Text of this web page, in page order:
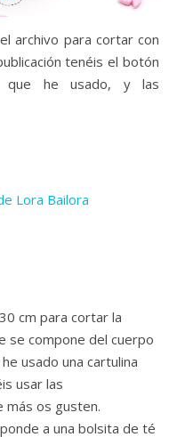
archivo para cortar con
tenéis el botón
que he usado, y las
Lora Bailora
cm para cortar la
se compone del cuerpo
usado una cartulina
usar las
más os gusten.
a una bolsita de té